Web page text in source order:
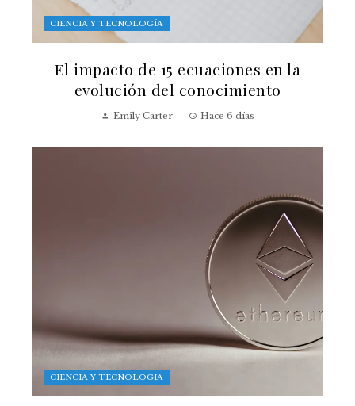
CIENCIA Y TECNOLOGÍA
El impacto de 15 ecuaciones en la
evolución del conocimiento
Emily Carter Hace 6 días
CIENCIA Y TECNOLOGÍA